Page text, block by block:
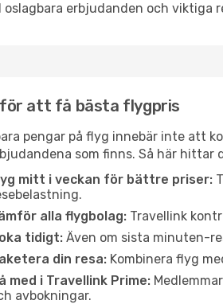
oslagbara erbjudanden och viktiga
att få bästa flygpris
pengar på flyg innebär inte att
som finns. Så här hittar
mitt i veckan för bättre priser:
alla flygbolag: Travellink
tidigt: Även om sista minuten-
din resa: Kombinera flyg
med i Travellink Prime:
avbokningar.